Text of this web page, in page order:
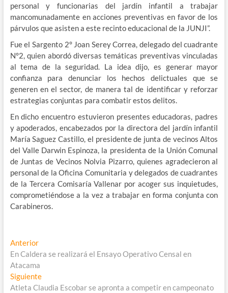
personal y funcionarias del jardín infantil a trabajar
mancomunadamente en acciones preventivas en favor de los
párvulos que asisten a este recinto educacional de la JUNJI”.
Fue el Sargento 2° Joan Serey Correa, delegado del cuadrante
N°2, quien abordó diversas temáticas preventivas vinculadas
al tema de la seguridad. La idea dijo, es generar mayor
confianza para denunciar los hechos delictuales que se
generen en el sector, de manera tal de identificar y reforzar
estrategias conjuntas para combatir estos delitos.
En dicho encuentro estuvieron presentes educadoras, padres
y apoderados, encabezados por la directora del jardín infantil
María Saguez Castillo, el presidente de junta de vecinos Altos
del Valle Darwin Espinoza, la presidenta de la Unión Comunal
de Juntas de Vecinos Nolvia Pizarro, quienes agradecieron al
personal de la Oficina Comunitaria y delegados de cuadrantes
de la Tercera Comisaría Vallenar por acoger sus inquietudes,
comprometiéndose a la vez a trabajar en forma conjunta con
Carabineros.
Navegación
de
entradas
AnteriorEntrada
anterior:
En Caldera se realizará el Ensayo Operativo Censal en
Atacama
SiguienteEntrada
siguiente:
Atleta Claudia Escobar se apronta a competir en campeonato